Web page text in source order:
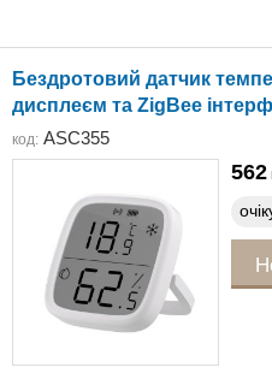
Бездротовий датчик
дисплеєм та ZigBee
код: ASC355
562